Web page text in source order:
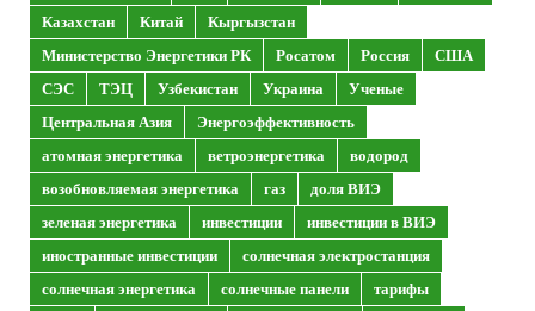
Казахстан
Китай
Кыргызстан
Министерство Энергетики РК
Росатом Россия
США
СЭС
ТЭЦ Узбекистан Украина
Ученые
Центральная Азия
Энергоэффективность
атомная энергетика
ветроэнергетика
водород
возобновляемая энергетика
газ
доля ВИЭ
зеленая энергетика
инвестиции
инвестиции в ВИЭ
иностранные инвестиции
солнечная электростанция
солнечная энергетика
солнечные панели
тарифы